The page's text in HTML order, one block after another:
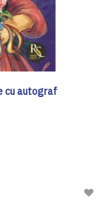
cu autograf